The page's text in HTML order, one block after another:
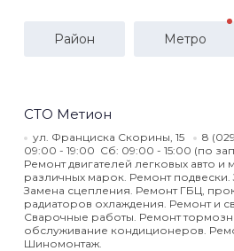
Район Метро
СТО Метион
ул. Франциска Скорины, 15 8
09:00 - 19:00 Сб: 09:00 - 15:00 (по
Ремонт двигателей легковых авто и
различных марок. Ремонт
Замена сцепления. Ремонт ГБЦ,
радиаторов охлаждения. Ремонт и
Сварочные работы. Ремонт
обслуживание кондиционеров.
Шиномонтаж.